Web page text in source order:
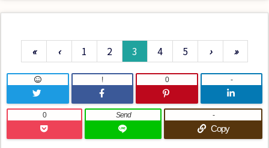
« ‹ 1 2 3 4 5 › »
! 0 -
0 Send
Copy
-